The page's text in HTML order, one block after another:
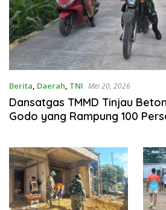
Berita, Daerah, TNI Mei 20, 2026
Dansatgas TMMD Tinjau
Godo yang Rampung 100